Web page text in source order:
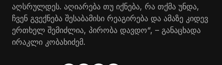
აღსრულდეს. აღიარება თუ იქნება, რა თქმა უნდა,
ჩვენ გვექნება შესაბამისი რეაგირება და ამაზე კიდევ
ერთხელ შემიძლია, პირობა დავდო“, – განაცხადა
ირაკლი კობახიძემ.